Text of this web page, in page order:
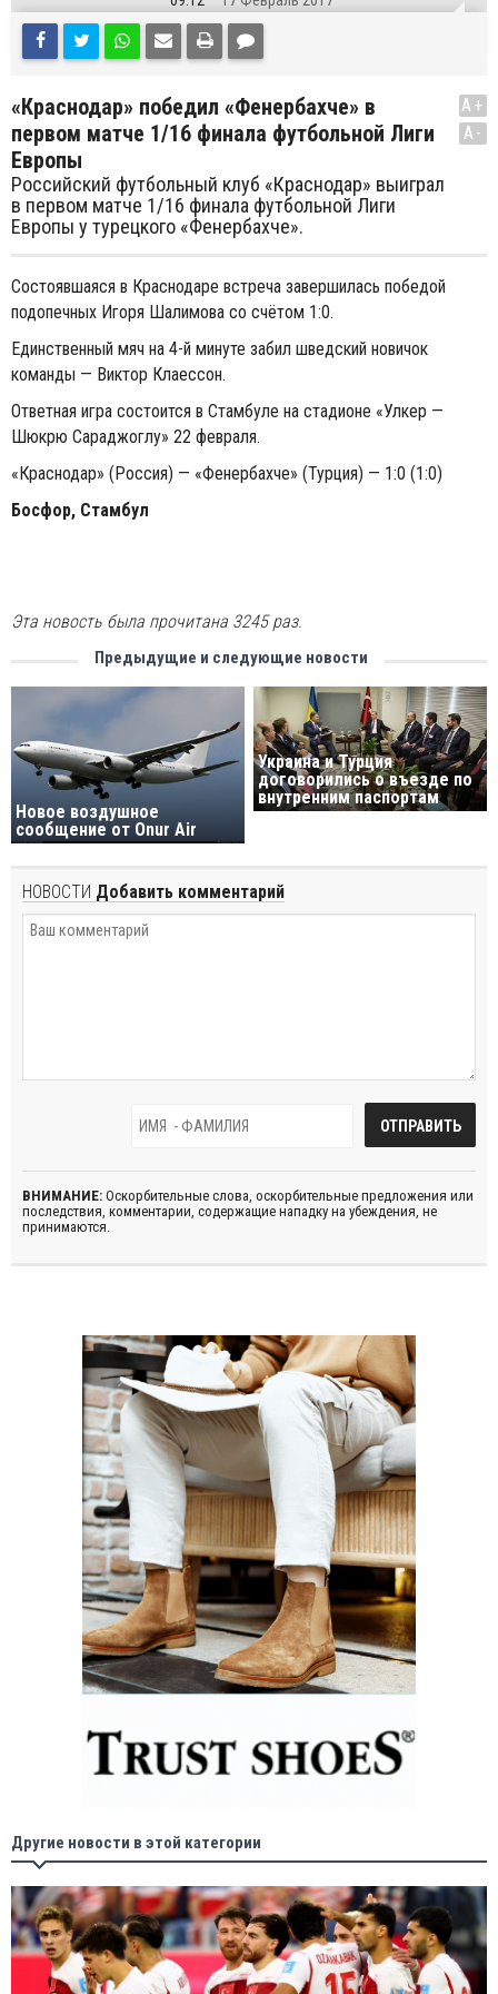
«Краснодар» победил «Фенербахче» в
первом матче 1/16 финала футбольной Лиги
Европы
Российский футбольный клуб «Краснодар» выиграл
в первом матче 1/16 финала футбольной Лиги
Европы у турецкого «Фенербахче».
A+
A-
Состоявшаяся в Краснодаре встреча завершилась победой
подопечных Игоря Шалимова со счётом 1:0.
Единственный мяч на 4-й минуте забил шведский новичок
команды — Виктор Клаессон.
Ответная игра состоится в Стамбуле на стадионе «Улкер —
Шюкрю Сараджоглу» 22 февраля.
«Краснодар» (Россия) — «Фенербахче» (Турция) — 1:0 (1:0)
Босфор, Стамбул
Эта новость была прочитана 3245 раз.
Предыдущие и следующие новости
Новое воздушное
сообщение от Onur Air
Украина и Турция
договорились о въезде по
внутренним паспортам
НОВОСТИ Добавить комментарий
ВНИМАНИЕ: Оскорбительные слова, оскорбительные предложения или
последствия, комментарии, содержащие нападку на убеждения, не
принимаются.
Другие новости в этой категории